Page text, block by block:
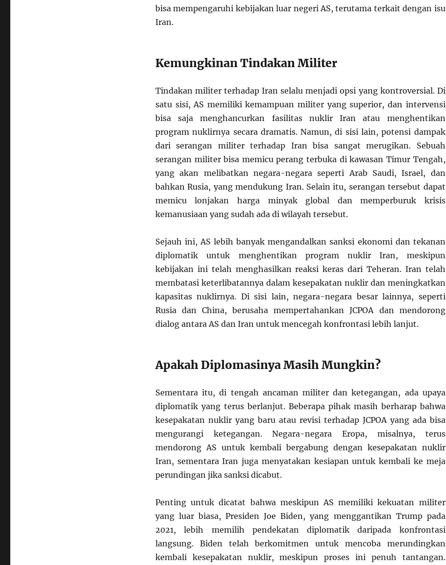
bisa mempengaruhi kebijakan luar negeri AS, terutama terkait dengan isu
Iran.
Kemungkinan Tindakan Militer
Tindakan militer terhadap Iran selalu menjadi opsi yang kontroversial. Di
satu sisi, AS memiliki kemampuan militer yang superior, dan intervensi
bisa saja menghancurkan fasilitas nuklir Iran atau menghentikan
program nuklirnya secara dramatis. Namun, di sisi lain, potensi dampak
dari serangan militer terhadap Iran bisa sangat merugikan. Sebuah
serangan militer bisa memicu perang terbuka di kawasan Timur Tengah,
yang akan melibatkan negara-negara seperti Arab Saudi, Israel, dan
bahkan Rusia, yang mendukung Iran. Selain itu, serangan tersebut dapat
memicu lonjakan harga minyak global dan memperburuk krisis
kemanusiaan yang sudah ada di wilayah tersebut.
Sejauh ini, AS lebih banyak mengandalkan sanksi ekonomi dan tekanan
diplomatik untuk menghentikan program nuklir Iran, meskipun
kebijakan ini telah menghasilkan reaksi keras dari Teheran. Iran telah
membatasi keterlibatannya dalam kesepakatan nuklir dan meningkatkan
kapasitas nuklirnya. Di sisi lain, negara-negara besar lainnya, seperti
Rusia dan China, berusaha mempertahankan JCPOA dan mendorong
dialog antara AS dan Iran untuk mencegah konfrontasi lebih lanjut.
Apakah Diplomasinya Masih Mungkin?
Sementara itu, di tengah ancaman militer dan ketegangan, ada upaya
diplomatik yang terus berlanjut. Beberapa pihak masih berharap bahwa
kesepakatan nuklir yang baru atau revisi terhadap JCPOA yang ada bisa
mengurangi ketegangan. Negara-negara Eropa, misalnya, terus
mendorong AS untuk kembali bergabung dengan kesepakatan nuklir
Iran, sementara Iran juga menyatakan kesiapan untuk kembali ke meja
perundingan jika sanksi dicabut.
Penting untuk dicatat bahwa meskipun AS memiliki kekuatan militer
yang luar biasa, Presiden Joe Biden, yang menggantikan Trump pada
2021, lebih memilih pendekatan diplomatik daripada konfrontasi
langsung. Biden telah berkomitmen untuk mencoba merundingkan
kembali kesepakatan nuklir, meskipun proses ini penuh tantangan.